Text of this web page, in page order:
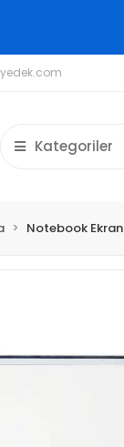
Kategoriler
Notebook Ekran